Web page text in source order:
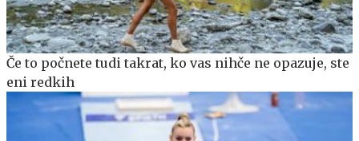
Če to počnete tudi takrat, ko vas nihče ne opazuje, ste
eni redkih